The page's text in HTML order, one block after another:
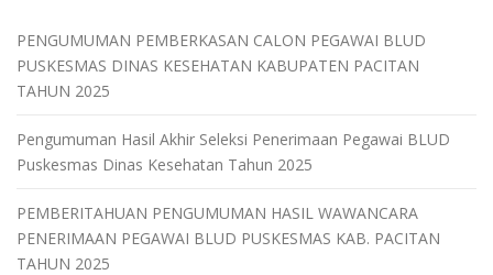
PENGUMUMAN PEMBERKASAN CALON PEGAWAI BLUD
PUSKESMAS DINAS KESEHATAN KABUPATEN PACITAN
TAHUN 2025
Pengumuman Hasil Akhir Seleksi Penerimaan Pegawai BLUD
Puskesmas Dinas Kesehatan Tahun 2025
PEMBERITAHUAN PENGUMUMAN HASIL WAWANCARA
PENERIMAAN PEGAWAI BLUD PUSKESMAS KAB. PACITAN
TAHUN 2025